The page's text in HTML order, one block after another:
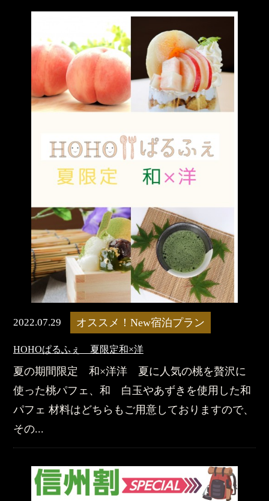
2022.07.29 オススメ！New宿泊プラン
HOHOぱるふぇ 夏限定和×洋
夏の期間限定 和×洋洋 夏に人気の桃を贅沢に
使った桃パフェ、和 白玉やあずきを使用した和
パフェ 材料はどちらもご用意しておりますので、
その...